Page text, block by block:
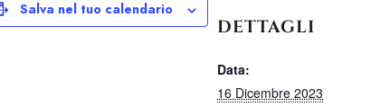
Salva nel tuo calendario
DETTAGLI
Data:
16 Dicembre 2023